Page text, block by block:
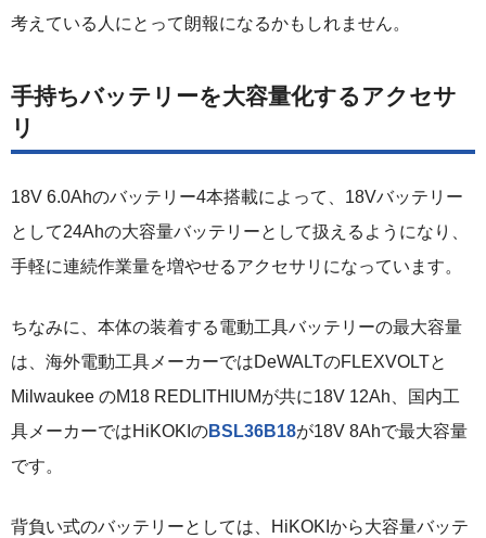
考えている人にとって朗報になるかもしれません。
手持ちバッテリーを大容量化するアクセサ
リ
18V 6.0Ahのバッテリー4本搭載によって、18Vバッテリー
として24Ahの大容量バッテリーとして扱えるようになり、
手軽に連続作業量を増やせるアクセサリになっています。
ちなみに、本体の装着する電動工具バッテリーの最大容量
は、海外電動工具メーカーではDeWALTのFLEXVOLTと
Milwaukee のM18 REDLITHIUMが共に18V 12Ah、国内工
具メーカーではHiKOKIのBSL36B18が18V 8Ahで最大容量
です。
背負い式のバッテリーとしては、HiKOKIから大容量バッテ